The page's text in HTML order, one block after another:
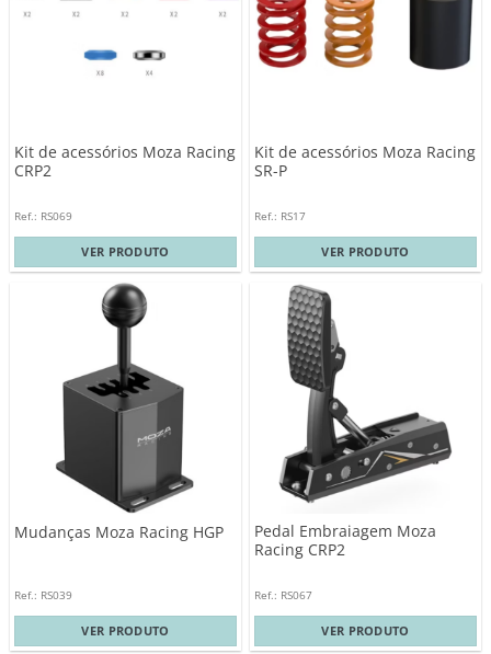
Kit de acessórios Moza Racing
CRP2
Ref.: RS069
VER PRODUTO
Kit de acessórios Moza Racing
SR-P
Ref.: RS17
VER PRODUTO
Mudanças Moza Racing HGP
Ref.: RS039
VER PRODUTO
Pedal Embraiagem Moza
Racing CRP2
Ref.: RS067
VER PRODUTO